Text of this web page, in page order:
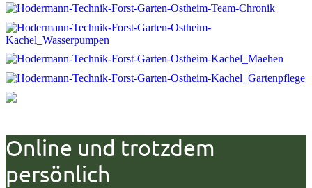
Online und trotzdem
persönlich